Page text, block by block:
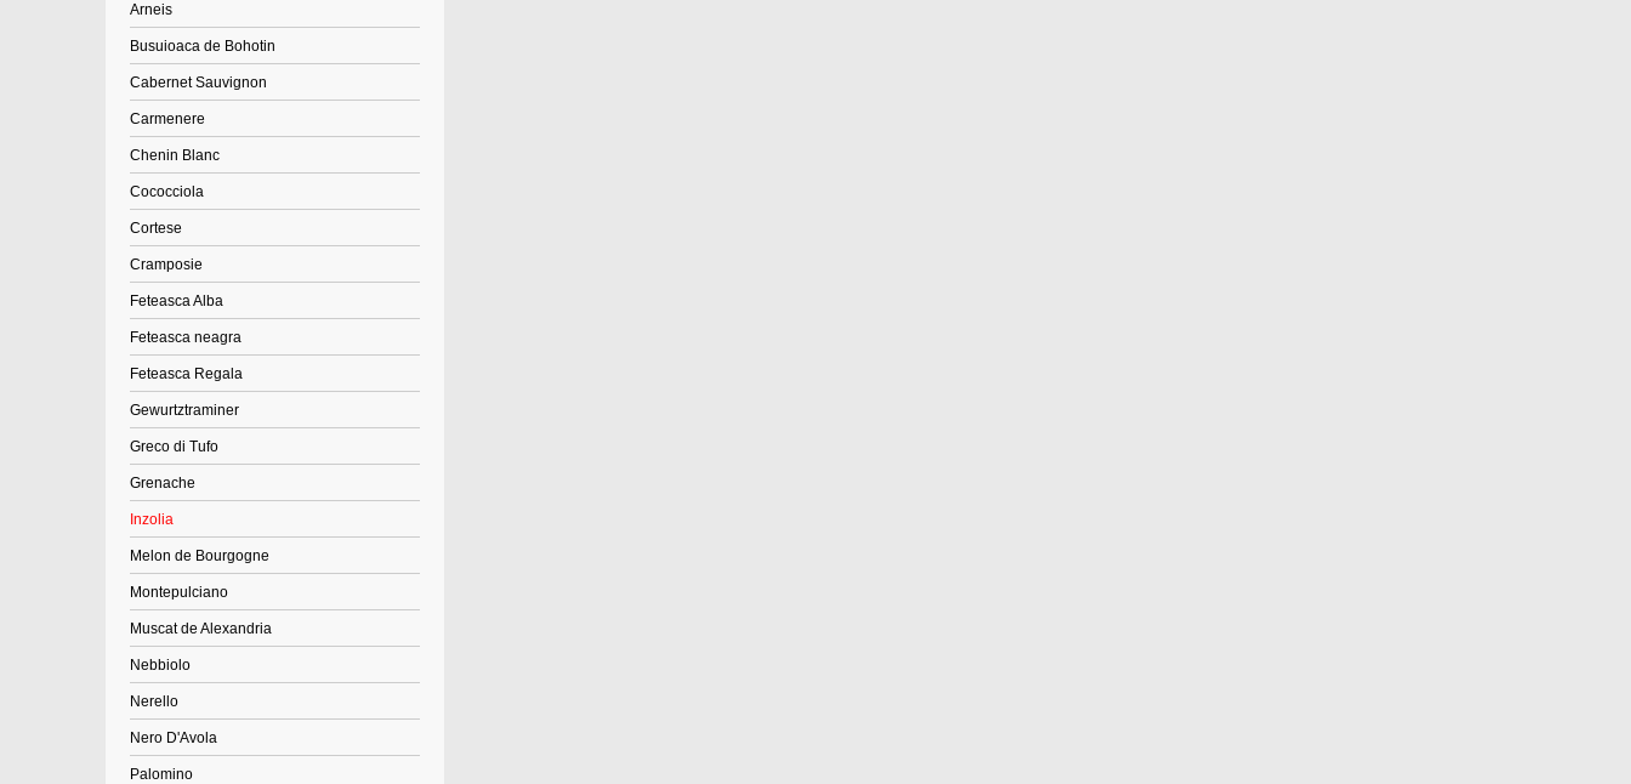
Arneis
Busuioaca de Bohotin
Cabernet Sauvignon
Carmenere
Chenin Blanc
Cococciola
Cortese
Cramposie
Feteasca Alba
Feteasca neagra
Feteasca Regala
Gewurtztraminer
Greco di Tufo
Grenache
Inzolia
Melon de Bourgogne
Montepulciano
Muscat de Alexandria
Nebbiolo
Nerello
Nero D'Avola
Palomino